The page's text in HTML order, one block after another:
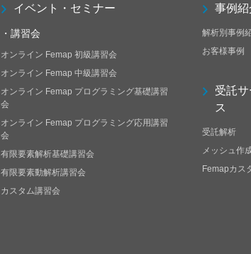
イベント・セミナー
・講習会
オンライン Femap 初級講習会
オンライン Femap 中級講習会
オンライン Femap プログラミング基礎講習
会
オンライン Femap プログラミング応用講習
会
有限要素解析基礎講習会
有限要素動解析講習会
カスタム講習会
事例紹
解析別事例
お客様事例
受託
ス
受託解析
メッシュ作
Femapカス